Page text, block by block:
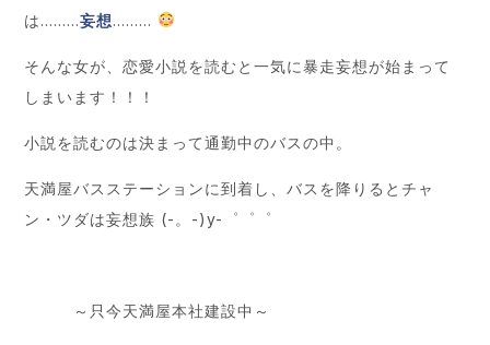
は………妄想………
そんな女が、恋愛小説を読むと一気に暴走妄想が始まって
しまいます！！！
小説を読むのは決まって通勤中のバスの中。
天満屋バスステーションに到着し、バスを降りるとチャ
ン・ツダは妄想族 (-。-)y-゜゜゜
～只今天満屋本社建設中～